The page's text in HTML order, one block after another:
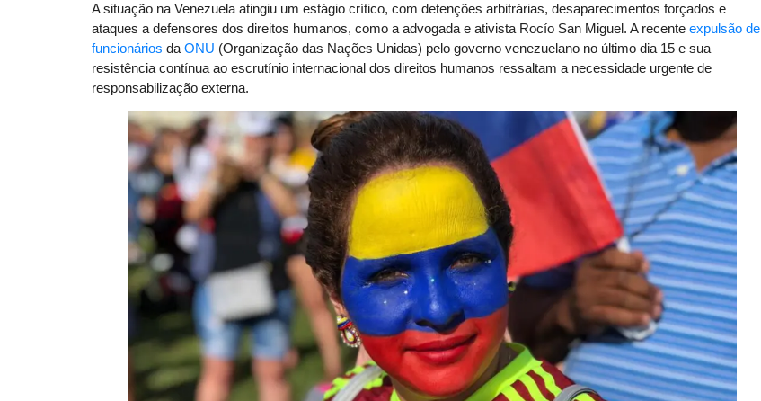
A situação na Venezuela atingiu um estágio crítico, com detenções arbitrárias, desaparecimentos forçados e
ataques a defensores dos direitos humanos, como a advogada e ativista Rocío San Miguel. A recente expulsão de
funcionários da ONU (Organização das Nações Unidas) pelo governo venezuelano no último dia 15 e sua
resistência contínua ao escrutínio internacional dos direitos humanos ressaltam a necessidade urgente de
responsabilização externa.